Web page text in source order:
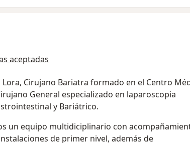
aceptadas
Lora, Cirujano Bariatra formado en el Centro
General especializado en laparoscopia
y Bariátrico.
un equipo multidiciplinario con
de primer nivel, además de